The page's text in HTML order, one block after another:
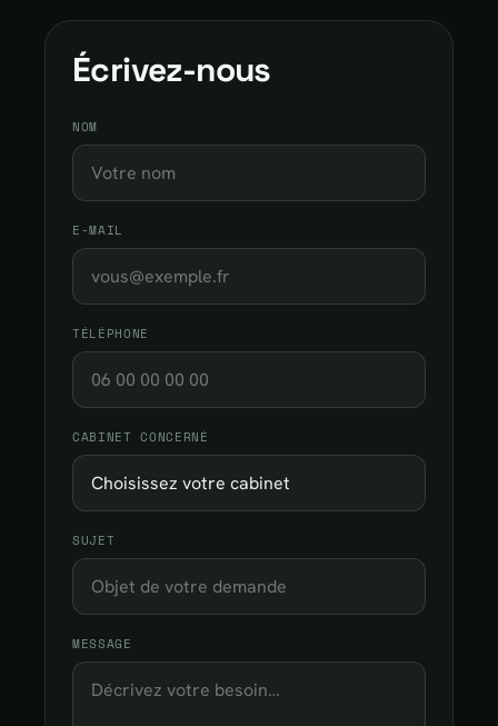
Écrivez-nous
NOM
E-MAIL
TÉLÉPHONE
CABINET CONCERNÉ
SUJET
MESSAGE